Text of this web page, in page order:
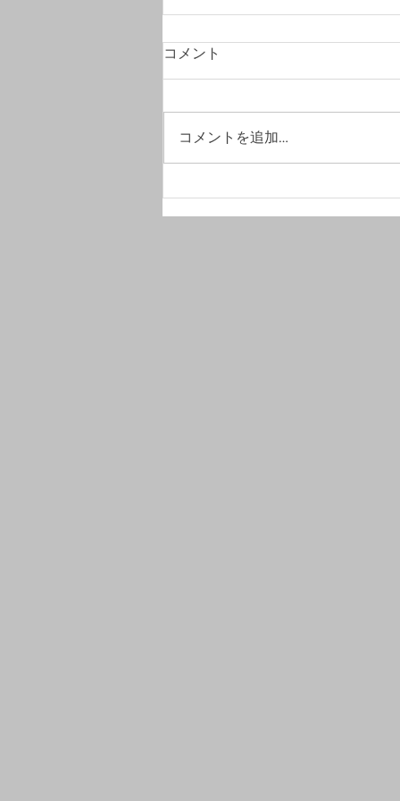
#竣工写真撮影へ。
コメント
コメントを追加…